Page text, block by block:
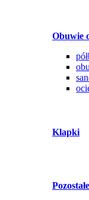
Obuwie
Klapki
Pozostałe